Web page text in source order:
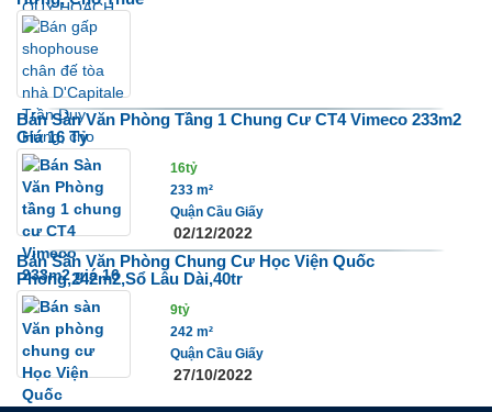
Bán Sàn Văn Phòng Tầng 1 Chung Cư CT4 Vimeco 233m2
Giá 16 Tỷ
16tỷ
233 m²
Quận Cầu Giấy
02/12/2022
Bán Sàn Văn Phòng Chung Cư Học Viện Quốc
Phòng,242m2,sổ Lâu Dài,40tr
9tỷ
242 m²
Quận Cầu Giấy
27/10/2022